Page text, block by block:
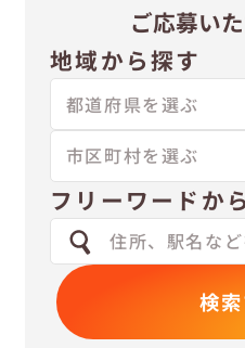
ご応募いた
地域から探す
フリーワードか
検